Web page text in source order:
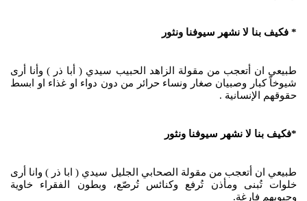
* فكيف بنا لا نشهر سيوفنا ونثور
طبيعي ان أتعجب من مقولة الزاهد الحبيب سيدي ( أبا ذر ) وأنا أرى
شيوخاً كبار وصبيان صغار ونساء حرائر من دون دواء او غذاء او ابسط
حقوقهم الإنسانية .
*فكيف بنا لا نشهر سيوفنا ونثور
طبيعي ان أتعجب من مقولة الصحابي الجليل سيدي ( ابا ذر ) وانا أرى
خلوات تُبنى ومأذن تُرفع وكنائس تُرصّع، وبطون الفقراء خاوية
وجيوبهم فارغة.